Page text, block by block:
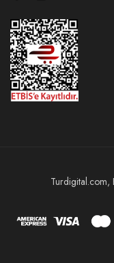
Turdigital.com,